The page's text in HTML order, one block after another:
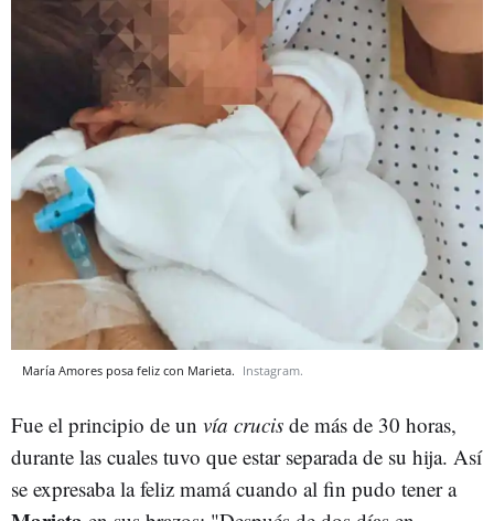
María Amores posa feliz con Marieta. Instagram.
Fue el principio de un vía crucis de más de 30 horas,
durante las cuales tuvo que estar separada de su hija. Así
se expresaba la feliz mamá cuando al fin pudo tener a